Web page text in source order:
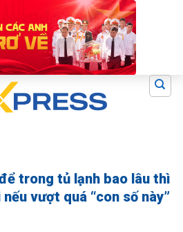
trong tủ lạnh bao lâu thì
vượt quá “con số này”